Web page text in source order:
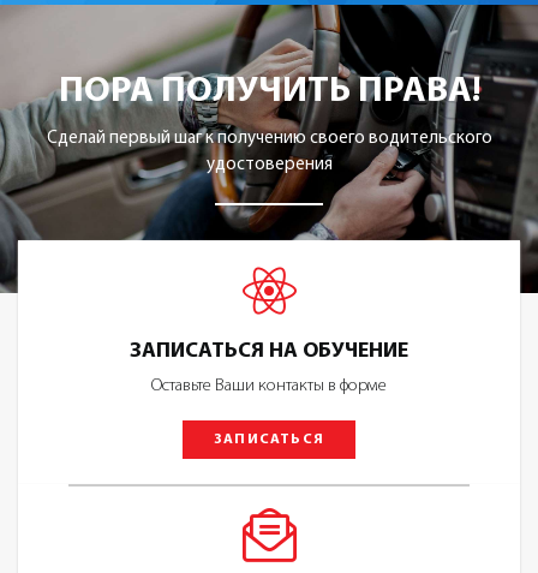
ПОРА ПОЛУЧИТЬ ПРАВА!
Сделай первый шаг к получению своего водительского
удостоверения
ЗАПИСАТЬСЯ НА ОБУЧЕНИЕ
Оставьте Ваши контакты в форме
ЗАПИСАТЬСЯ